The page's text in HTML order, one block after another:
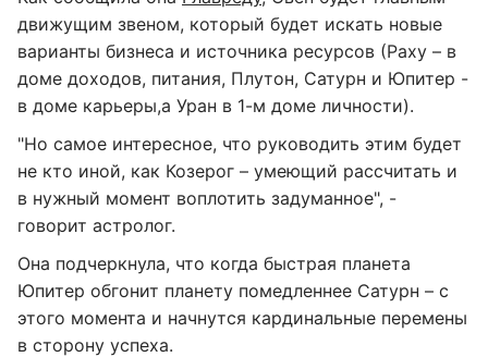
движущим звеном, который будет искать новые
варианты бизнеса и источника ресурсов (Раху – в
доме доходов, питания, Плутон, Сатурн и Юпитер -
в доме карьеры,а Уран в 1-м доме личности).
"Но самое интересное, что руководить этим будет
не кто иной, как Козерог – умеющий рассчитать и
в нужный момент воплотить задуманное", -
говорит астролог.
Она подчеркнула, что когда быстрая планета
Юпитер обгонит планету помедленнее Сатурн – с
этого момента и начнутся кардинальные перемены
в сторону успеха.